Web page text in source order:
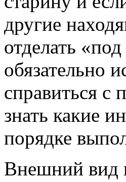
другие
отделать
обязательно
справиться с
знать какие
порядке
Внешний вид